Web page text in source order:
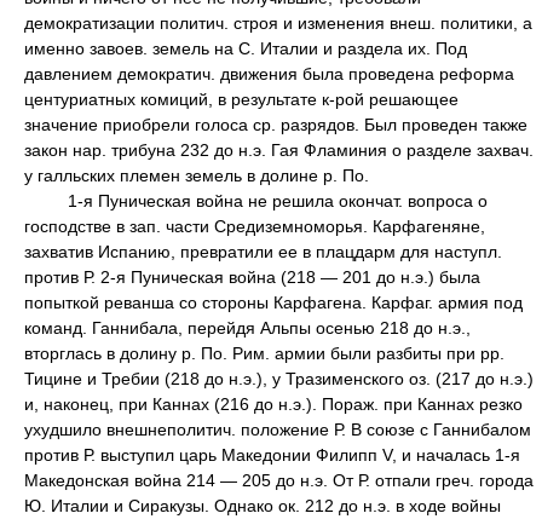
демократизации политич. строя и изменения внеш. политики, а
именно завоев. земель на С. Италии и раздела их. Под
давлением демократич. движения была проведена реформа
центуриатных комиций, в результате к-рой решающее
значение приобрели голоса ср. разрядов. Был проведен также
закон нар. трибуна 232 до н.э. Гая Фламиния о разделе захвач.
у галльских племен земель в долине р. По.
1-я Пуническая война не решила окончат. вопроса о
господстве в зап. части Средиземноморья. Карфагеняне,
захватив Испанию, превратили ее в плацдарм для наступл.
против Р. 2-я Пуническая война (218 — 201 до н.э.) была
попыткой реванша со стороны Карфагена. Карфаг. армия под
команд. Ганнибала, перейдя Альпы осенью 218 до н.э.,
вторглась в долину р. По. Рим. армии были разбиты при рр.
Тицине и Требии (218 до н.э.), у Тразименского оз. (217 до н.э.)
и, наконец, при Каннах (216 до н.э.). Пораж. при Каннах резко
ухудшило внешнеполитич. положение Р. В союзе с Ганнибалом
против Р. выступил царь Македонии Филипп V, и началась 1-я
Македонская война 214 — 205 до н.э. От Р. отпали греч. города
Ю. Италии и Сиракузы. Однако ок. 212 до н.э. в ходе войны